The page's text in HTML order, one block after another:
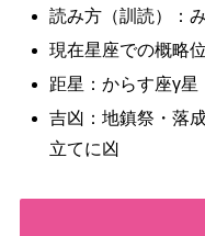
読み方（訓読）：
現在星座での概略
距星：からす座γ星
吉凶：地鎮祭・落
立てに凶